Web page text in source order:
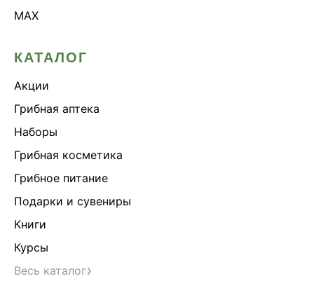
MAX
КАТАЛОГ
Акции
Грибная аптека
Наборы
Грибная косметика
Грибное питание
Подарки и сувениры
Книги
Курсы
Весь каталог›